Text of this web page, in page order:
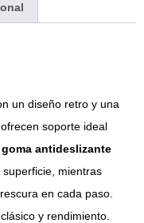
un diseño retro y una
ofrecen soporte ideal
antideslizante
mientras
en cada paso.
y rendimiento.